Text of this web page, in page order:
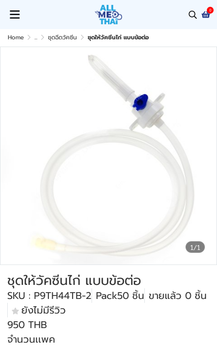
0
Home ... ชุดฉีดวัคซีน ชุดให้วัคซีนไก่ แบบข้อต่อ
1/1
ชุดให้วัคซีนไก่ แบบข้อต่อ
SKU : P9TH44TB-2 Pack50 ชิ้น ขายแล้ว 0 ชิ้น
ยังไม่มีรีวิว
950 THB
จำนวนเเพค